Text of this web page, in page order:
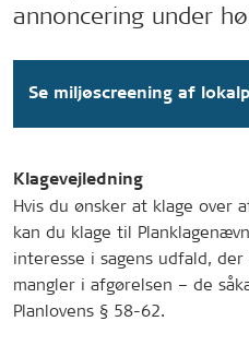
annoncering under
Se miljøscreening af
Klagevejledning
Hvis du ønsker at klage over
kan du klage til
interesse i sagens udfald,
mangler i afgørelsen – de
Planlovens § 58-62.